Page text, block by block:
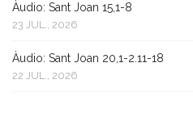
Àudio: Sant Joan 15,1-8
23 JUL., 2026
Àudio: Sant Joan 20,1-2.11-18
22 JUL., 2026